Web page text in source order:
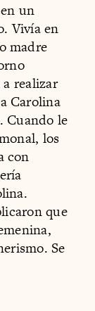
un
Vivía en
madre
realizar
Carolina
Cuando le
los
con
que
Se